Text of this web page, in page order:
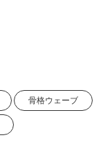
骨格ウェーブ